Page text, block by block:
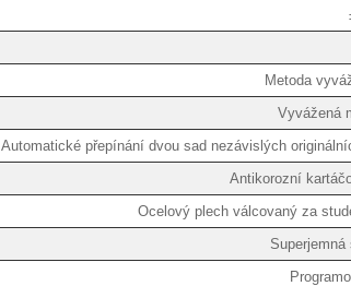
Metoda
Vyvážená
Automatické přepínání dvou sad nezávislých
Antikorozní
Ocelový plech válcovaný za